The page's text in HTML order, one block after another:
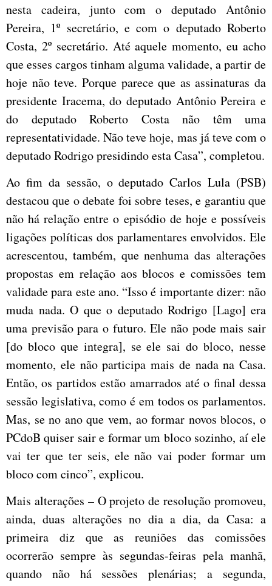
nesta cadeira, junto com o deputado Antônio
Pereira, 1º secretário, e com o deputado Roberto
Costa, 2º secretário. Até aquele momento, eu acho
que esses cargos tinham alguma validade, a partir de
hoje não teve. Porque parece que as assinaturas da
presidente Iracema, do deputado Antônio Pereira e
do deputado Roberto Costa não têm uma
representatividade. Não teve hoje, mas já teve com o
deputado Rodrigo presidindo esta Casa”, completou.
Ao fim da sessão, o deputado Carlos Lula (PSB)
destacou que o debate foi sobre teses, e garantiu que
não há relação entre o episódio de hoje e possíveis
ligações políticas dos parlamentares envolvidos. Ele
acrescentou, também, que nenhuma das alterações
propostas em relação aos blocos e comissões tem
validade para este ano. “Isso é importante dizer: não
muda nada. O que o deputado Rodrigo [Lago] era
uma previsão para o futuro. Ele não pode mais sair
[do bloco que integra], se ele sai do bloco, nesse
momento, ele não participa mais de nada na Casa.
Então, os partidos estão amarrados até o final dessa
sessão legislativa, como é em todos os parlamentos.
Mas, se no ano que vem, ao formar novos blocos, o
PCdoB quiser sair e formar um bloco sozinho, aí ele
vai ter que ter seis, ele não vai poder formar um
bloco com cinco”, explicou.
Mais alterações – O projeto de resolução promoveu,
ainda, duas alterações no dia a dia, da Casa: a
primeira diz que as reuniões das comissões
ocorrerão sempre às segundas-feiras pela manhã,
quando não há sessões plenárias; a segunda,